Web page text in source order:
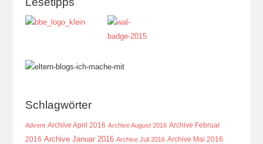
Schlagwörter
Advent Archive April 2016 Archive August 2016 Archive Februar
2016 Archive Januar 2016 Archive Juli 2016 Archive Mai 2016